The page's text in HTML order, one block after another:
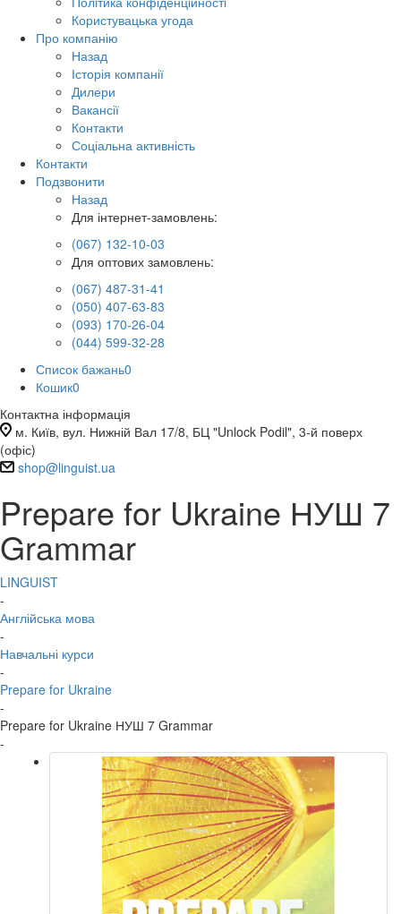
Користувацька угода
Про компанію
Назад
Історія компанії
Дилери
Вакансії
Контакти
Соціальна активність
Контакти
Подзвонити
Назад
Для інтернет-замовлень:
(067) 132-10-03
Для оптових замовлень:
(067) 487-31-41
(050) 407-63-83
(093) 170-26-04
(044) 599-32-28
Список бажань0
Кошик0
Контактна інформація
м. Київ, вул. Нижній Вал 17/8, БЦ "Unlock Podil", 3-й поверх
(офіс)
shop@linguist.ua
Prepare for Ukraine НУШ 7
Grammar
LINGUIST
-
Англійська мова
-
Навчальні курси
-
Prepare for Ukraine
-
Prepare for Ukraine НУШ 7 Grammar
-